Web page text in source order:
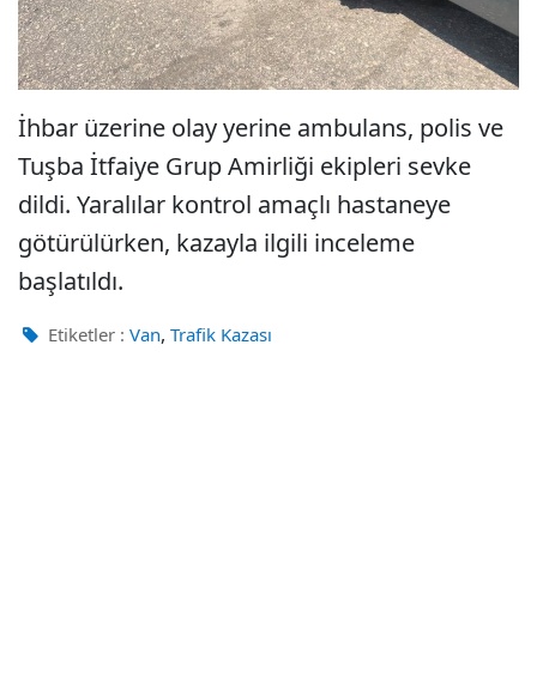
İhbar üzerine olay yerine ambulans, polis ve
Tuşba İtfaiye Grup Amirliği ekipleri sevke
dildi. Yaralılar kontrol amaçlı hastaneye
götürülürken, kazayla ilgili inceleme
başlatıldı.
Etiketler : Van, Trafik Kazası